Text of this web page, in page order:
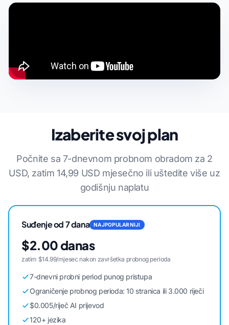
Izaberite svoj plan
Počnite sa 7-dnevnom probnom obradom za 2
USD, zatim 14,99 USD mjesečno ili uštedite više uz
godišnju naplatu
Suđenje od 7 dana NAJPOPULARNIJI
$2.00 danas
zatim $14.99/mjesec nakon završetka probnog perioda
7-dnevni probni period punog pristupa
Ograničenje probnog perioda: 10 stranica ili 3.000 riječi
$0.005/riječ AI prijevod
120+ jezika